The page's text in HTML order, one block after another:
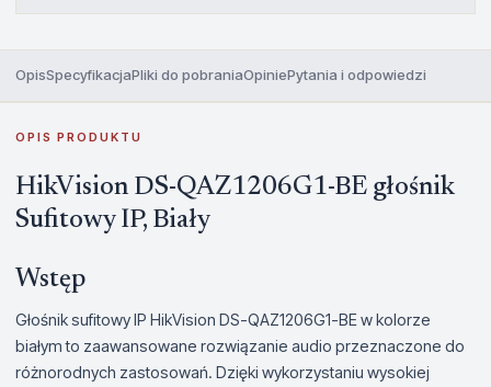
OpisSpecyfikacjaPliki do pobraniaOpiniePytania i odpowiedzi
OPIS PRODUKTU
HikVision DS-QAZ1206G1-BE głośnik
Sufitowy IP, Biały
Wstęp
Głośnik sufitowy IP HikVision DS-QAZ1206G1-BE w kolorze
białym to zaawansowane rozwiązanie audio przeznaczone do
różnorodnych zastosowań. Dzięki wykorzystaniu wysokiej